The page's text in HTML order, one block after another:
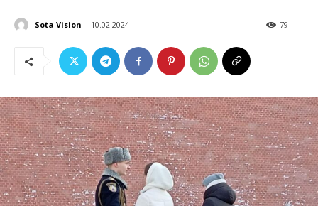
Sota Vision 10.02.2024 79